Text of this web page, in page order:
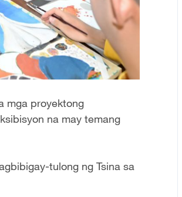
mga proyektong
na may temang
tulong ng Tsina sa